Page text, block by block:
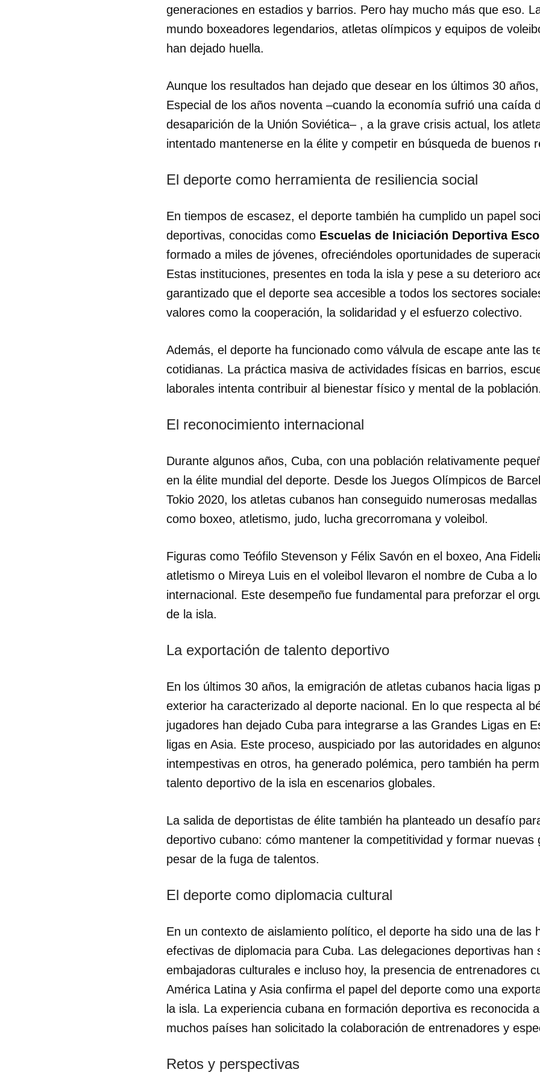
Guardar como favorito
Para poder guardar como favorito, primero has de iniciar sesión
cuenta de 14ymedio.
INICIAR SESIÓN
generaciones en estadios y barrios. Pero hay mucho más que eso.
mundo boxeadores legendarios, atletas olímpicos y equipos de
han dejado huella.
Aunque los resultados han dejado que desear en los últimos 30
Especial de los años noventa –cuando la economía sufrió una caída
desaparición de la Unión Soviética– , a la grave crisis actual, los
intentado mantenerse en la élite y competir en búsqueda de buenos
El deporte como herramienta de resiliencia social
En tiempos de escasez, el deporte también ha cumplido un papel
deportivas, conocidas como Escuelas de Iniciación Deportiva
formado a miles de jóvenes, ofreciéndoles oportunidades de
Estas instituciones, presentes en toda la isla y pese a su deterioro
garantizado que el deporte sea accesible a todos los sectores
valores como la cooperación, la solidaridad y el esfuerzo colectivo.
Además, el deporte ha funcionado como válvula de escape ante las
cotidianas. La práctica masiva de actividades físicas en barrios,
laborales intenta contribuir al bienestar físico y mental de la
El reconocimiento internacional
Durante algunos años, Cuba, con una población relativamente
en la élite mundial del deporte. Desde los Juegos Olímpicos de
Tokio 2020, los atletas cubanos han conseguido numerosas
como boxeo, atletismo, judo, lucha grecorromana y voleibol.
Figuras como Teófilo Stevenson y Félix Savón en el boxeo, Ana
atletismo o Mireya Luis en el voleibol llevaron el nombre de Cuba a
internacional. Este desempeño fue fundamental para preforzar el
de la isla.
La exportación de talento deportivo
En los últimos 30 años, la emigración de atletas cubanos hacia ligas
exterior ha caracterizado al deporte nacional. En lo que respecta al
jugadores han dejado Cuba para integrarse a las Grandes Ligas en
ligas en Asia. Este proceso, auspiciado por las autoridades en
intempestivas en otros, ha generado polémica, pero también ha
talento deportivo de la isla en escenarios globales.
La salida de deportistas de élite también ha planteado un desafío
deportivo cubano: cómo mantener la competitividad y formar nuevas
pesar de la fuga de talentos.
El deporte como diplomacia cultural
En un contexto de aislamiento político, el deporte ha sido una de las
efectivas de diplomacia para Cuba. Las delegaciones deportivas han
embajadoras culturales e incluso hoy, la presencia de entrenadores
América Latina y Asia confirma el papel del deporte como una
la isla. La experiencia cubana en formación deportiva es reconocida
muchos países han solicitado la colaboración de entrenadores y
Retos y perspectivas